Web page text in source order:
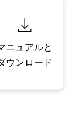
ニュアルと
ウンロード